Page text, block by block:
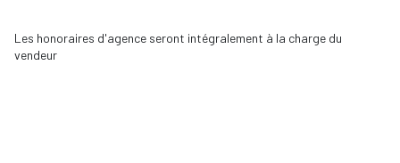
Les honoraires d'agence seront intégralement à la charge du
vendeur